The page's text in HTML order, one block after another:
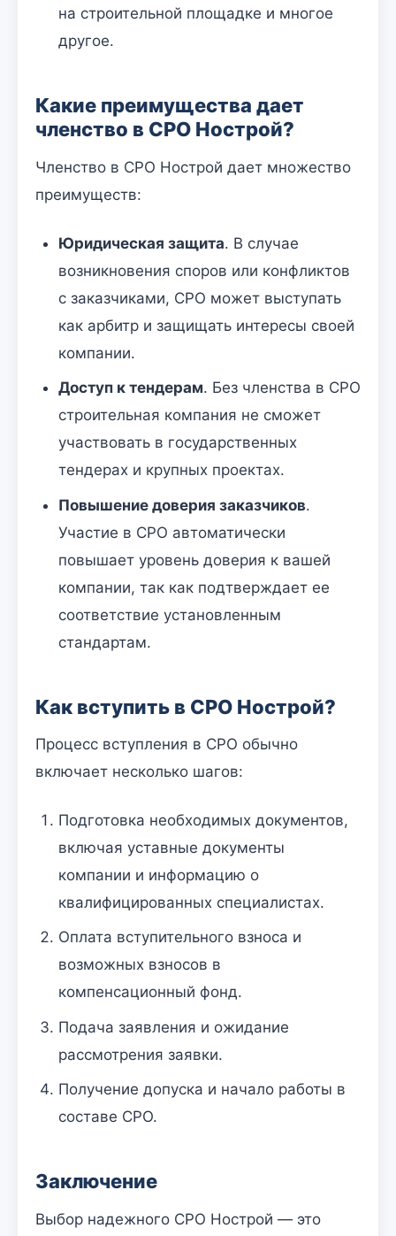
на строительной площадке и многое
другое.
Какие преимущества дает
членство в СРО Нострой?
Членство в СРО Нострой дает множество
преимуществ:
Юридическая защита. В случае
возникновения споров или конфликтов
с заказчиками, СРО может выступать
как арбитр и защищать интересы своей
компании.
Доступ к тендерам. Без членства в СРО
строительная компания не сможет
участвовать в государственных
тендерах и крупных проектах.
Повышение доверия заказчиков.
Участие в СРО автоматически
повышает уровень доверия к вашей
компании, так как подтверждает ее
соответствие установленным
стандартам.
Как вступить в СРО Нострой?
Процесс вступления в СРО обычно
включает несколько шагов:
Подготовка необходимых документов,
включая уставные документы
компании и информацию о
квалифицированных специалистах.
Оплата вступительного взноса и
возможных взносов в
компенсационный фонд.
Подача заявления и ожидание
рассмотрения заявки.
Получение допуска и начало работы в
составе СРО.
Заключение
Выбор надежного СРО Нострой — это